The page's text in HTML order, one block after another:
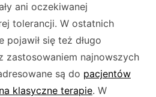
ani oczekiwanej
tolerancji. W ostatnich
się też długo
zastosowaniem najnowszych
są do pacjentów
klasyczne terapie. W